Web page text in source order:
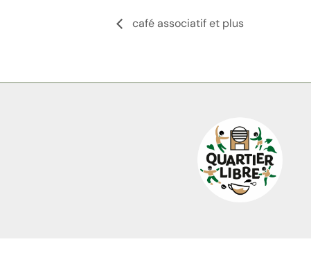
café associatif et plus